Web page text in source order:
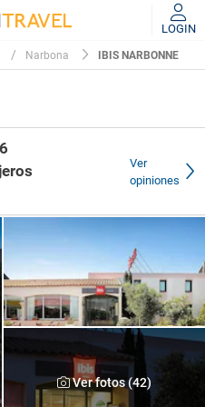
LOGIN
Narbona IBIS NARBONNE
Ver
opiniones
Ver fotos (42)